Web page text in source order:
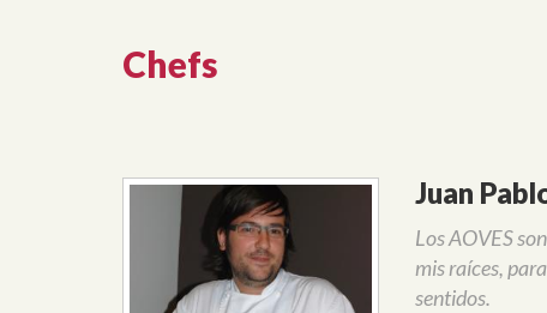
Chefs
Juan
Los AOVES
mis raíces,
sentidos.